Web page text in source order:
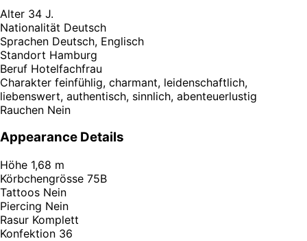
Alter 34 J.
Nationalität Deutsch
Sprachen Deutsch, Englisch
Standort Hamburg
Beruf Hotelfachfrau
Charakter feinfühlig, charmant, leidenschaftlich,
liebenswert, authentisch, sinnlich, abenteuerlustig
Rauchen Nein
Appearance Details
Höhe 1,68 m
Körbchengrösse 75B
Tattoos Nein
Piercing Nein
Rasur Komplett
Konfektion 36